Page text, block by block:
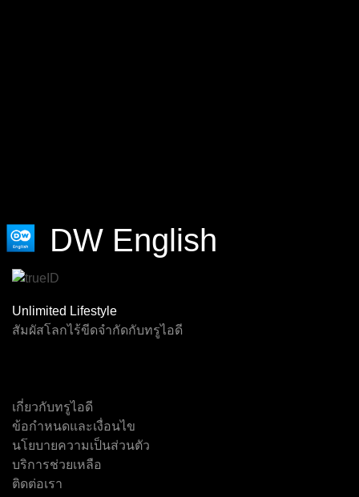
Channel F1 Virtual F1
ทรูสปอร์ต 7 ช่อง 5
DW English
Unlimited Lifestyle
สัมผัสโลกไร้ขีดจำกัดกับทรูไอดี
เกี่ยวกับทรูไอดี
ข้อกำหนดและเงื่อนไข
นโยบายความเป็นส่วนตัว
บริการช่วยเหลือ
ติดต่อเรา